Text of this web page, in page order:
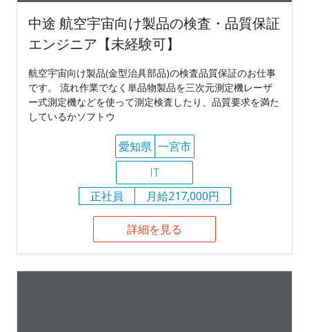
中途 航空宇宙向け製品の検査・品質保証
エンジニア【未経験可】
航空宇宙向け製品(金型治具部品)の検査品質保証のお仕事
です。 流れ作業でなく単品物製品を三次元測定機レーザ
ー式測定機などを使って測定検査したり、品質要求を満た
しているかソフトウ
愛知県 一宮市
IT
正社員
月給217,000円
詳細を見る